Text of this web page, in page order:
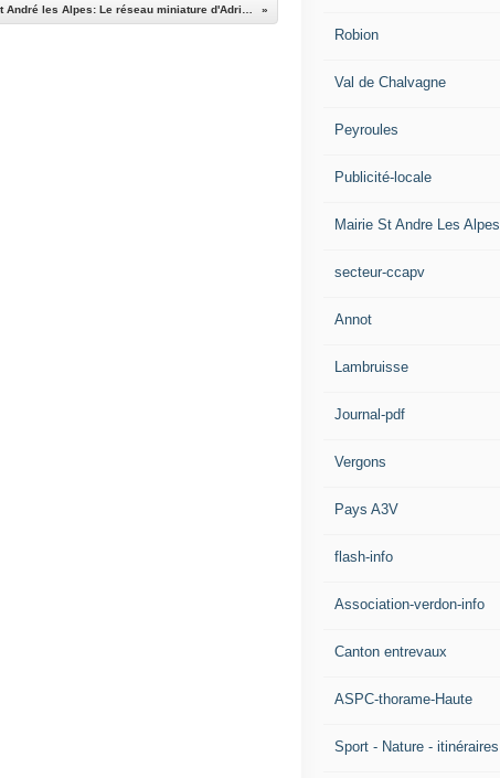
Robion
Val de Chalvagne
Peyroules
Publicité-locale
Mairie St Andre Les Alpes
secteur-ccapv
Annot
Lambruisse
Journal-pdf
Vergons
Pays A3V
flash-info
Association-verdon-info
Canton entrevaux
ASPC-thorame-Haute
Sport - Nature - itinéraires